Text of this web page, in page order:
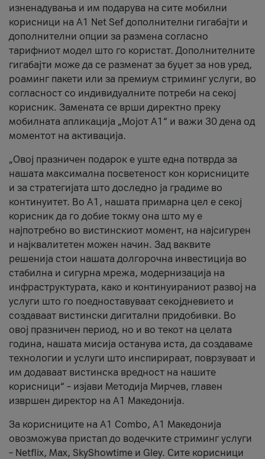
изненадувања и им подарува на сите мобилни
корисници на A1 Net Sef дополнителни гигабајти и
дополнителни опции за размена согласно
тарифниот модел што го користат. Дополнителните
гигабајти може да се разменат за буџет за нов уред,
роаминг пакети или за премиум стриминг услуги, во
согласност со индивидуалните потреби на секој
корисник. Замената се врши директно преку
мобилната апликација „Мојот А1“ и важи 30 дена од
моментот на активација.
„Овој празничен подарок е уште една потврда за
нашата максимална посветеност кон корисниците
и за стратегијата што доследно ја градиме во
континуитет. Во А1, нашата примарна цел е секој
корисник да го добие токму она што му е
најпотребно во вистинскиот момент, на најсигурен
и најквалитетен можен начин. Зад ваквите
решенија стои нашата долгорочна инвестиција во
стабилна и сигурна мрежа, модернизација на
инфраструктурата, како и континуираниот развој на
услуги што го поедноставуваат секојдневието и
создаваат вистински дигитални придобивки. Во
овој празничен период, но и во текот на целата
година, нашата мисија останува иста, да создаваме
технологии и услуги што инспирираат, поврзуваат и
им додаваат вистинска вредност на нашите
корисници“ – изјави Методија Мирчев, главен
извршен директор на А1 Македонија.
За корисниците на A1 Combo, А1 Македонија
овозможува пристап до водечките стриминг услуги
– Netflix, Max, SkyShowtime и Gley. Сите корисници